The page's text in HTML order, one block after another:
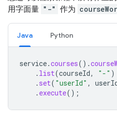
用字面量 "-" 作为
Java Python
service.courses().
. list(courseId, "-" )
. set( "userId" ,
. execute();